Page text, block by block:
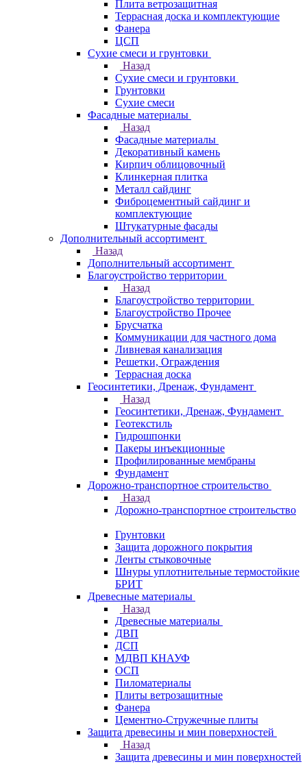
Плита ветрозащитная
Террасная доска и комплектующие
Фанера
ЦСП
Сухие смеси и грунтовки
Назад
Сухие смеси и грунтовки
Грунтовки
Сухие смеси
Фасадные материалы
Назад
Фасадные материалы
Декоративный камень
Кирпич облицовочный
Клинкерная плитка
Металл сайдинг
Фиброцементный сайдинг и
комплектующие
Штукатурные фасады
Дополнительный ассортимент
Назад
Дополнительный ассортимент
Благоустройство территории
Назад
Благоустройство территории
Благоустройство Прочее
Брусчатка
Коммуникации для частного дома
Ливневая канализация
Решетки, Ограждения
Террасная доска
Геосинтетики, Дренаж, Фундамент
Назад
Геосинтетики, Дренаж, Фундамент
Геотекстиль
Гидрошпонки
Пакеры инъекционные
Профилированные мембраны
Фундамент
Дорожно-транспортное строительство
Назад
Дорожно-транспортное строительство
Грунтовки
Защита дорожного покрытия
Ленты стыковочные
Шнуры уплотнительные термостойкие
БРИТ
Древесные материалы
Назад
Древесные материалы
ДВП
ДСП
МДВП КНАУФ
ОСП
Пиломатериалы
Плиты ветрозащитные
Фанера
Цементно-Стружечные плиты
Защита древесины и мин поверхностей
Назад
Защита древесины и мин поверхностей